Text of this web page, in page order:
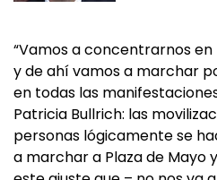
“Vamos a concentrarnos en
y de ahí vamos a marchar
en todas las
Patricia Bullrich: las
personas lógicamente se
a marchar a Plaza de Mayo